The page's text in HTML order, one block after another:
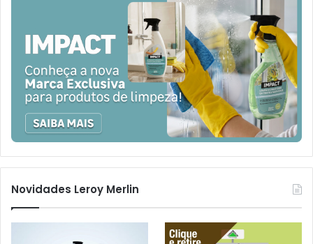
Novidades Leroy Merlin